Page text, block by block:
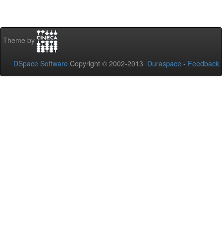
Theme by
DSpace Software Copyright © 2002-2013 Duraspace - Feedback